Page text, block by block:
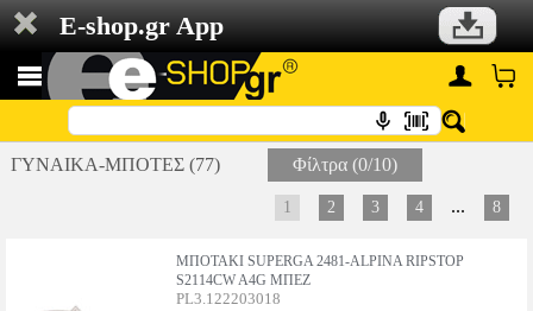
E-shop.gr App
ΓΥΝΑΙΚΑ-ΜΠΟΤΕΣ (77) Φίλτρα (0/10)
1 2 3 4 ... 8
ΜΠΟΤΑΚΙ SUPERGA 2481-ALPINA RIPSTOP
S2114CW A4G ΜΠΕΖ
PL3.122203018